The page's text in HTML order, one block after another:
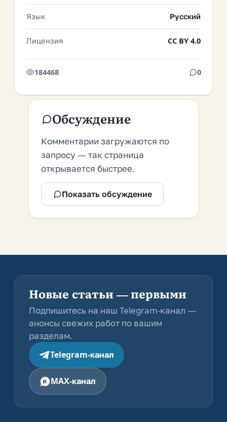
Язык Русский
Лицензия CC BY 4.0
184468 0
Обсуждение
Комментарии загружаются по
запросу — так страница
открывается быстрее.
Показать обсуждение
Новые статьи — первыми
Подпишитесь на наш Telegram-канал —
анонсы свежих работ по вашим
разделам.
Telegram-канал
MAX-канал